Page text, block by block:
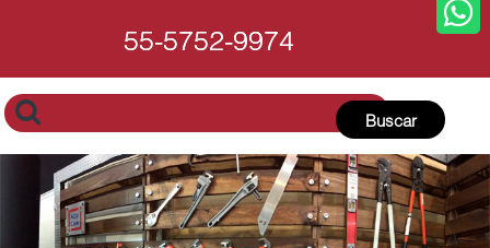
55-5752-9974
55-5752-9974
Buscar